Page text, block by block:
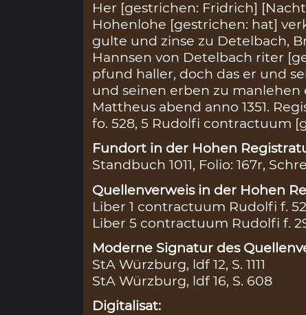
Her [gestrichen: Fridrich]
Hohenlohe [gestrichen: hat]
gulte und zinse zu Detelbach,
Hannsen von Detelbach riter
pfund haller, doch das er und
und seinen erben zu manlehen
Mattheus abend anno 1351.
fo. 528, 5 Rudolfi contractuum
Fundort in der Hohen
Standbuch 1011, Folio: 167r,
Quellenverweis in der Hohen
Liber 1 contractuum Rudolfi f.
Liber 5 contractuum Rudolfi f.
Moderne Signatur des
StA Würzburg, ldf 12, S. 1111
StA Würzburg, ldf 16, S. 608
Digitalisat: